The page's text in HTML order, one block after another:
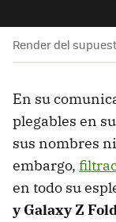
Render del
En su
plegables en
sus nombres
embargo,
en todo su
y Galaxy Z